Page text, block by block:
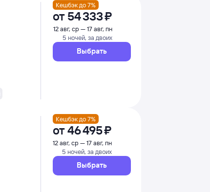
Кешбэк до 7%
от 54 ⁠333 ⁠₽
12 авг, ср — 17 авг, пн
5 ночей, за двоих
Выбрать
Кешбэк до 7%
от46 ⁠495 ⁠₽
12 авг, ср — 17 авг, пн
5 ночей, за двоих
Выбрать